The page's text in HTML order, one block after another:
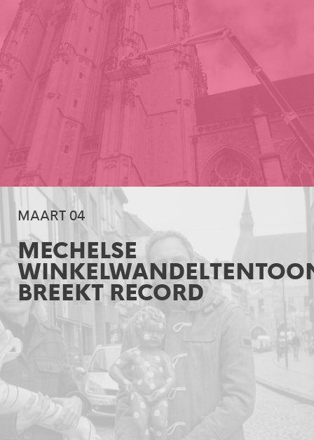
MAART 04
MECHELSE
BREEKT RECORD